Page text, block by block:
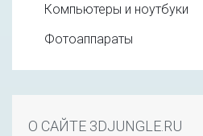
Компьютеры и ноутбуки
Фотоаппараты
О САЙТЕ 3DJUNGLE.RU